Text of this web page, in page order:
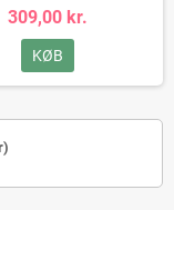
309,00 kr.
KØB